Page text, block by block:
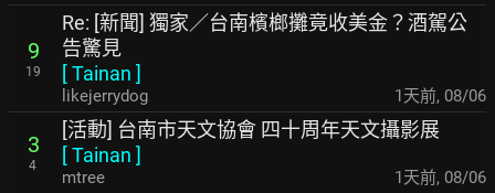
9
19
Re: [新聞] 獨家／台南檳榔攤竟收美金？酒駕公
告驚見
[Tainan ]
likejerrydog 1天前, 08/06
3
4
[活動] 台南市天文協會 四十周年天文攝影展
[Tainan ]
mtree 1天前, 08/06